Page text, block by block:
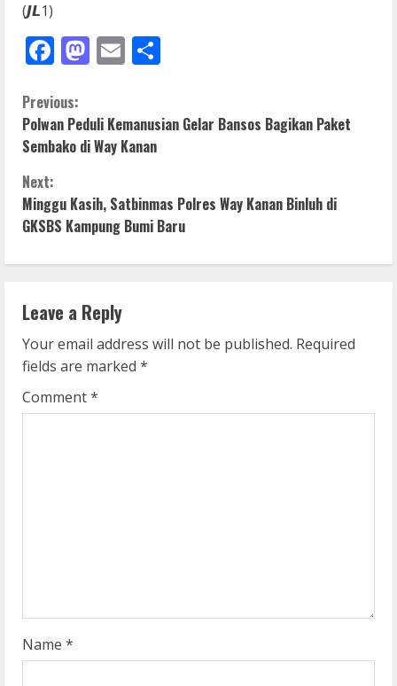
(𝙅𝙇1)
Facebook
Mastodon
Email
C
o
n
t
i
n
u
e
R
g
Previous:
Polwan Peduli Kemanusian Gelar Bansos Bagikan Paket
Sembako di Way Kanan
Next:
Minggu Kasih, Satbinmas Polres Way Kanan Binluh di
GKSBS Kampung Bumi Baru
Leave a Reply
Your email address will not be published. Required
fields are marked *
Comment*
Name *